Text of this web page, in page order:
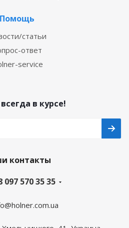
Помощь
статьи
ответ
service
в курсе!
контакты
097 570 35 35